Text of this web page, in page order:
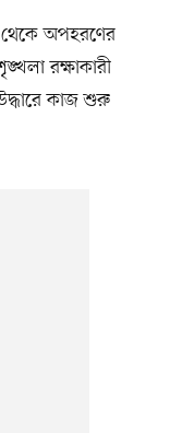
থেকে অপহরণের
রক্ষাকারী
কাজ শুরু